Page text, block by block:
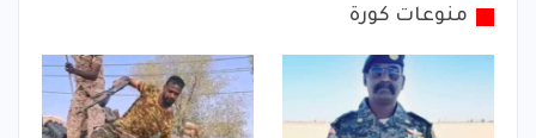
منوعات كورة